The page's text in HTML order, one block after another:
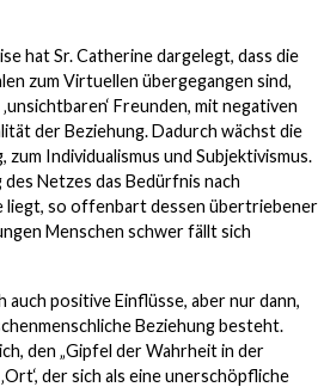
hat Sr. Catherine dargelegt, dass die
zum Virtuellen übergegangen sind,
Freunden, mit negativen
der Beziehung. Dadurch wächst die
Individualismus und Subjektivismus.
Netzes das Bedürfnis nach
liegt, so offenbart dessen übertriebener
Menschen schwer fällt sich
auch positive Einflüsse, aber nur dann,
Beziehung besteht.
den „Gipfel der Wahrheit in der
der sich als eine unerschöpfliche